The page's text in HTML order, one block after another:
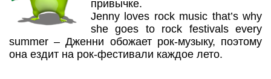
привычке.
Jenny loves rock music that’s why
she goes to rock festivals every
summer – Дженни обожает рок-музыку, поэтому
она ездит на рок-фестивали каждое лето.